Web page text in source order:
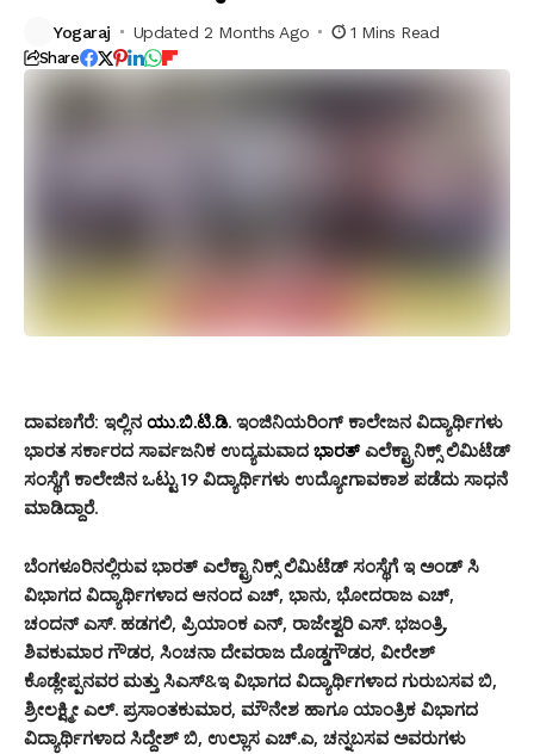
Yogaraj Updated 2 Months Ago 1 Mins Read
Share
ದಾವಣಗೆರೆ: ಇಲ್ಲಿನ ಯು.ಬಿ.ಟಿ.ಡಿ. ಇಂಜಿನಿಯರಿಂಗ್ ಕಾಲೇಜನ ವಿದ್ಯಾರ್ಥಿಗಳು
ಭಾರತ ಸರ್ಕಾರದ ಸಾರ್ವಜನಿಕ ಉದ್ಯಮವಾದ ಭಾರತ್ಎಲೆಕ್ಟ್ರಾನಿಕ್ಸ್ ಲಿಮಿಟೆಡ್
ಸಂಸ್ಥೆಗೆ ಕಾಲೇಜಿನ ಒಟ್ಟು 19 ವಿದ್ಯಾರ್ಥಿಗಳು ಉದ್ಯೋಗಾವಕಾಶ ಪಡೆದು ಸಾಧನೆ
ಮಾಡಿದ್ದಾರೆ.
ಬೆಂಗಳೂರಿನಲ್ಲಿರುವ ಭಾರತ್ ಎಲೆಕ್ಟ್ರಾನಿಕ್ಸ್ ಲಿಮಿಟೆಡ್ ಸಂಸ್ಥೆಗೆ ಇ ಅಂಡ್ ಸಿ
ವಿಭಾಗದ ವಿದ್ಯಾರ್ಥಿಗಳಾದ ಆನಂದ ಎಚ್, ಭಾನು, ಭೋದರಾಜ ಎಚ್,
ಚಂದನ್ ಎಸ್. ಹಡಗಲಿ, ಪ್ರಿಯಾಂಕ ಎನ್, ರಾಜೇಶ್ವರಿ ಎಸ್. ಭಜಂತ್ರಿ,
ಶಿವಕುಮಾರ ಗೌಡರ, ಸಿಂಚನಾ ದೇವರಾಜ ದೊಡ್ಡಗೌಡರ, ವೀರೇಶ್
ಕೊಡ್ಲೇಪ್ಪನವರ ಮತ್ತು ಸಿಎಸ್&ಇ ವಿಭಾಗದ ವಿದ್ಯಾರ್ಥಿಗಳಾದ ಗುರುಬಸವ ಬಿ,
ಶ್ರೀಲಕ್ಷ್ಮೀ ಎಲ್. ಪ್ರಸಾಂತಕುಮಾರ, ಮೌನೇಶ ಹಾಗೂ ಯಾಂತ್ರಿಕ ವಿಭಾಗದ
ವಿದ್ಯಾರ್ಥಿಗಳಾದ ಸಿದ್ದೇಶ್ ಬಿ, ಉಲ್ಲಾಸ ಎಚ್.ಎ, ಚನ್ನಬಸವ ಅವರುಗಳು